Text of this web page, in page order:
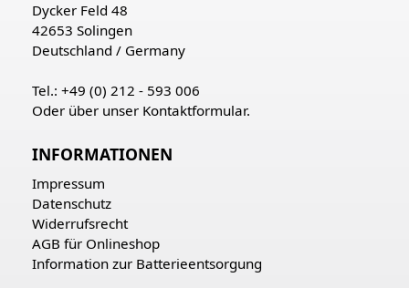
Dycker Feld 48
42653 Solingen
Deutschland / Germany
Tel.: +49 (0) 212 - 593 006
Oder über unser Kontaktformular.
INFORMATIONEN
Impressum
Datenschutz
Widerrufsrecht
AGB für Onlineshop
Information zur Batterieentsorgung